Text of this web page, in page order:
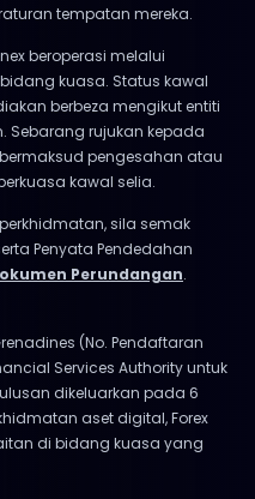
tempatan mereka.
beroperasi melalui
kuasa. Status kawal
berbeza mengikut entiti
Sebarang rujukan kepada
pengesahan atau
kawal selia.
sila semak
Penyata Pendedahan
Perundangan.
(No. Pendaftaran
Services Authority untuk
dikeluarkan pada 6
aset digital, Forex
di bidang kuasa yang